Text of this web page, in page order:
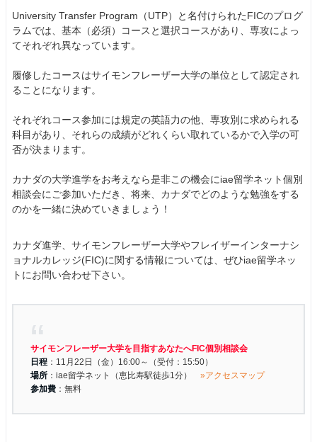
University Transfer Program（UTP）と名付けられたFICのプログ
ラムでは、基本（必須）コースと選択コースがあり、専攻によっ
てそれぞれ異なっています。
履修したコースはサイモンフレーザー大学の単位として認定され
ることになります。
それぞれコース参加には規定の英語力の他、専攻別に求められる
科目があり、それらの成績がどれくらい取れているかで入学の可
否が決まります。
カナダの大学進学をお考えなら是非この機会にiae留学ネット個別
相談会にご参加いただき、将来、カナダでどのような勉強をする
のかを一緒に決めていきましょう！
カナダ進学、サイモンフレーザー大学やフレイザーインターナシ
ョナルカレッジ(FIC)に関する情報については、ぜひiae留学ネッ
トにお問い合わせ下さい。
サイモンフレーザー大学を目指すあなたへFIC個別相談会
日程 ：11月22日（金）16:00～（受付：15:50）
場所 ：iae留学ネット（恵比寿駅徒歩1分） »アクセスマップ
参加費 ：無料